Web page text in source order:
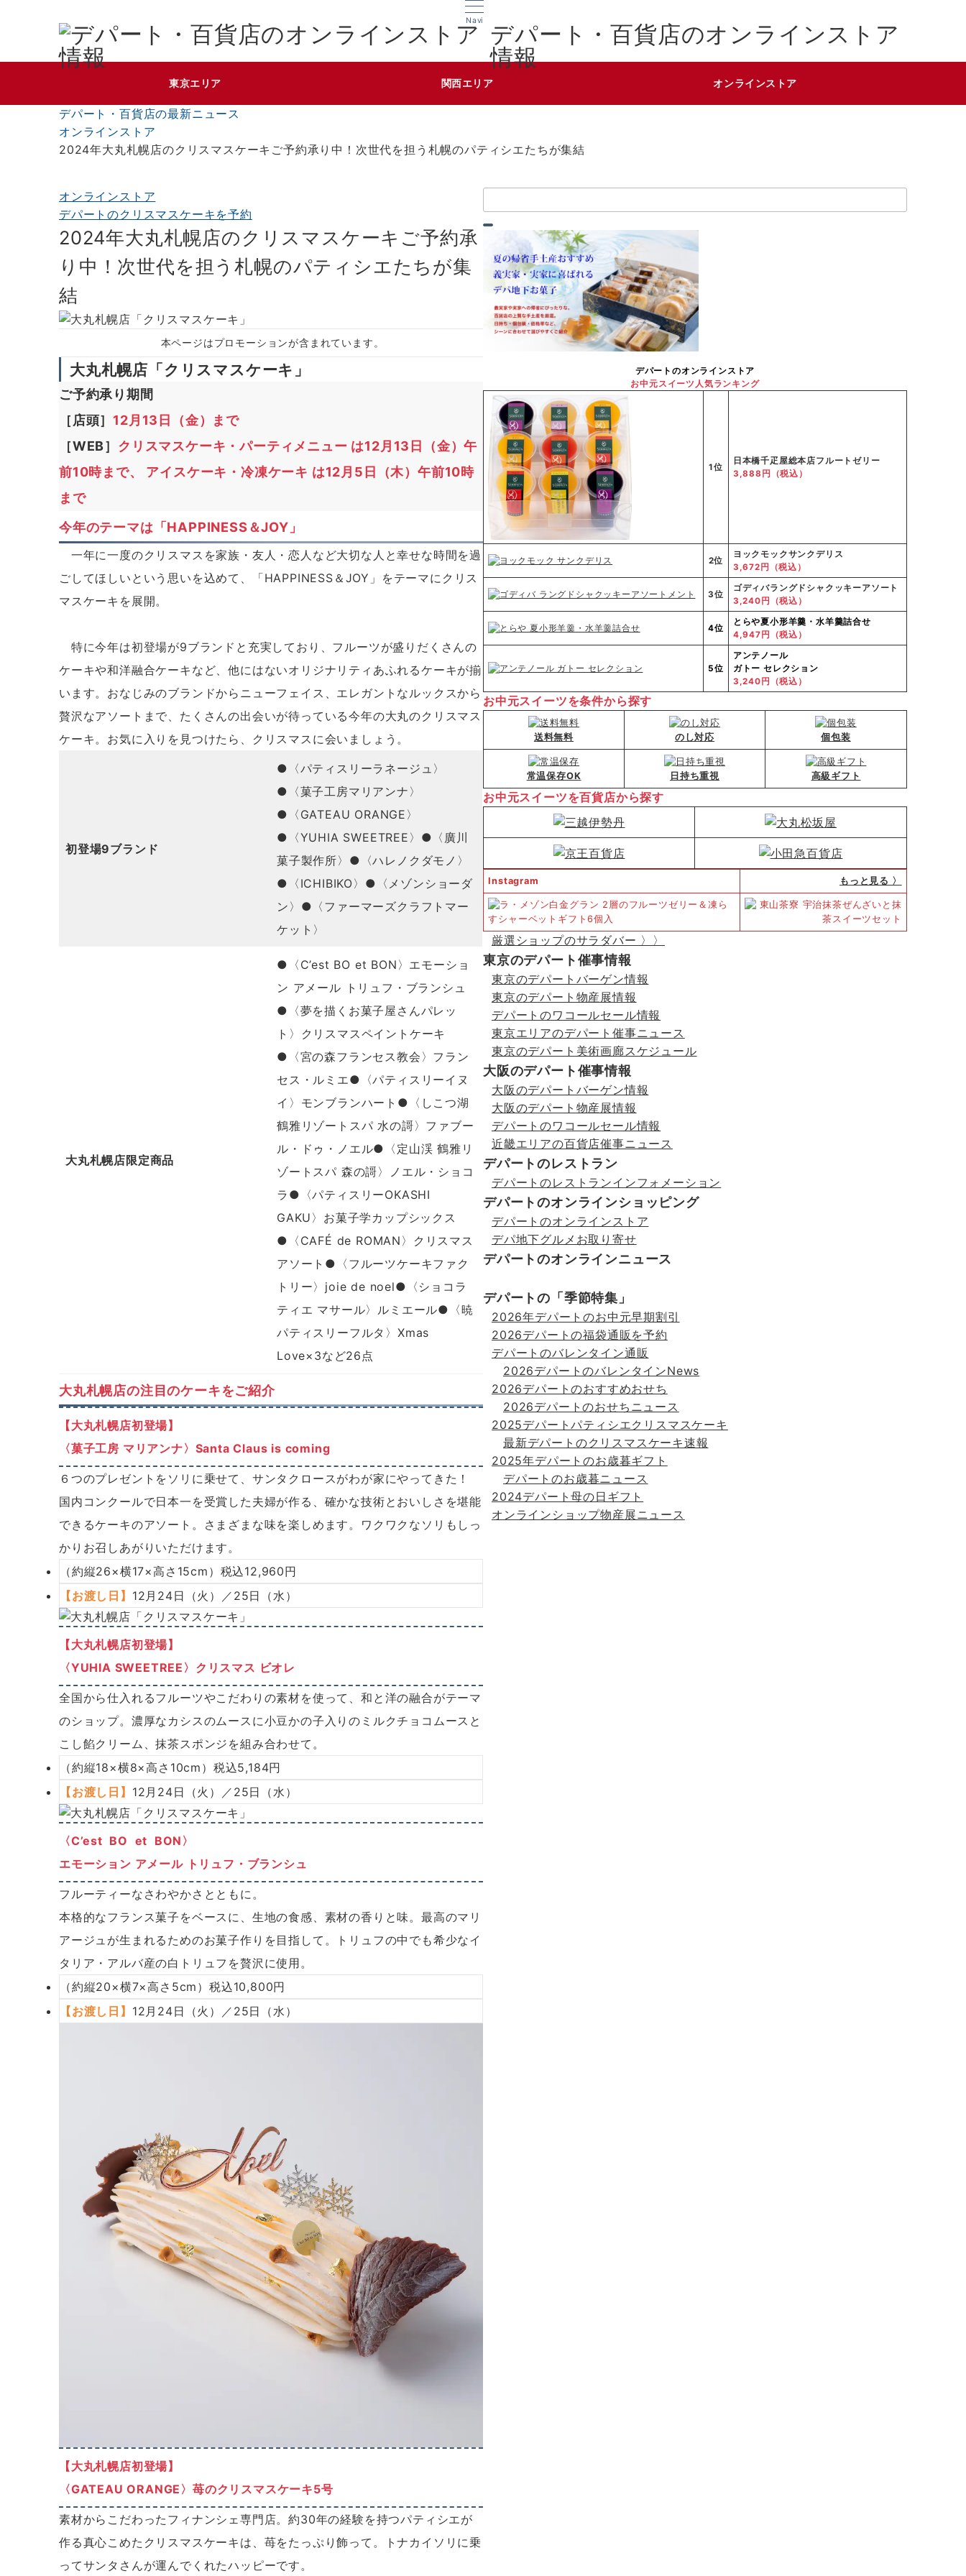
Navi
デパート・百貨店のオンラインストア
情報
東京エリア 関西エリア オンラインストア
デパート・百貨店の最新ニュース
オンラインストア
2024年大丸札幌店のクリスマスケーキご予約承り中！次世代を担う札幌のパティシエたちが集結
オンラインストア
デパートのクリスマスケーキを予約
2024年大丸札幌店のクリスマスケーキご予約承
り中！次世代を担う札幌のパティシエたちが集
結
本ページはプロモーションが含まれています。
大丸札幌店「クリスマスケーキ」
ご予約承り期間
［店頭］ 12月13日（金）まで
［WEB］ クリスマスケーキ・パーティメニュー は12月13日（金）午
前10時まで、 アイスケーキ・冷凍ケーキ は12月5日（木）午前10時
まで
今年のテーマは「HAPPINESS＆JOY」
一年に一度のクリスマスを家族・友人・恋人など大切な人と幸せな時間を過
ごしてほしいという思いを込めて、「HAPPINESS＆JOY」をテーマにクリス
マスケーキを展開。
特に今年は初登場が9ブランドと充実しており、フルーツが盛りだくさんの
ケーキや和洋融合ケーキなど、他にはないオリジナリティあふれるケーキが揃
います。おなじみのブランドからニューフェイス、エレガントなルックスから
贅沢なアソートまで、たくさんの出会いが待っている今年の大丸のクリスマス
ケーキ。お気に入りを見つけたら、クリスマスに会いましょう。
初登場9ブランド
●〈パティスリーラネージュ〉
●〈菓子工房マリアンナ〉
●〈GATEAU ORANGE〉
●〈YUHIA SWEETREE〉●〈廣川
菓子製作所〉●〈ハレノクダモノ〉
●〈ICHIBIKO〉●〈メゾンショーダ
ン〉●〈ファーマーズクラフトマー
ケット〉
大丸札幌店限定商品
●〈C’est BO et BON〉エモーショ
ン アメール トリュフ・ブランシュ
●〈夢を描くお菓子屋さんパレッ
ト〉クリスマスペイントケーキ
●〈宮の森フランセス教会〉フラン
セス・ルミエ●〈パティスリーイヌ
イ〉モンブランハート●〈しこつ湖
鶴雅リゾートスパ 水の謌〉ファブー
ル・ドゥ・ノエル●〈定山渓 鶴雅リ
ゾートスパ 森の謌〉ノエル・ショコ
ラ●〈パティスリーOKASHI
GAKU〉お菓子学カップシックス
●〈CAFÉ de ROMAN〉クリスマス
アソート●〈フルーツケーキファク
トリー〉joie de noel●〈ショコラ
ティエ マサール〉ルミエール●〈暁
パティスリーフルタ〉Xmas
Love×3など26点
大丸札幌店の注目のケーキをご紹介
【大丸札幌店初登場】
〈菓子工房 マリアンナ〉Santa Claus is coming
６つのプレゼントをソリに乗せて、サンタクロースがわが家にやってきた！
国内コンクールで日本一を受賞した夫婦が作る、確かな技術とおいしさを堪能
できるケーキのアソート。さまざまな味を楽しめます。ワクワクなソリもしっ
かりお召しあがりいただけます。
（約縦26×横17×高さ15cm）税込12,960円
【お渡し日】 12月24日（火）／25日（水）
【大丸札幌店初登場】
〈YUHIA SWEETREE〉 クリスマス ビオレ
全国から仕入れるフルーツやこだわりの素材を使って、和と洋の融合がテーマ
のショップ。濃厚なカシスのムースに小豆かの子入りのミルクチョコムースと
こし餡クリーム、抹茶スポンジを組み合わせて。
（約縦18×横8×高さ10cm）税込5,184円
【お渡し日】 12月24日（火）／25日（水）
〈C’est BO et BON〉
エモーション アメール トリュフ・ブランシュ
フルーティーなさわやかさとともに。
本格的なフランス菓子をベースに、生地の食感、素材の香りと味。最高のマリ
アージュが生まれるためのお菓子作りを目指して。トリュフの中でも希少なイ
タリア・アルバ産の白トリュフを贅沢に使用。
（約縦20×横7×高さ5cm）税込10,800円
【お渡し日】 12月24日（火）／25日（水）
【大丸札幌店初登場】
〈GATEAU ORANGE〉苺のクリスマスケーキ5号
素材からこだわったフィナンシェ専門店。約30年の経験を持つパティシエが
作る真心こめたクリスマスケーキは、苺をたっぷり飾って。トナカイソリに乗
ってサンタさんが運んでくれたハッピーです。
索：
デパートのオンラインストア
お中元スイーツ人気ランキング
1位
日本橋千疋屋総本店フルートゼリー
3,888円（税込）
2位
ヨックモックサンクデリス
3,672円（税込）
3位
ゴディバラングドシャクッキーアソート
3,240円（税込）
4位
とらや夏小形羊羹・水羊羹詰合せ
4,947円（税込）
5位
アンテノール
ガトー セレクション
3,240円（税込）
お中元スイーツを条件から探す
送料無料 のし対応 個包装
常温保存OK 日持ち重視 高級ギフト
お中元スイーツを百貨店から探す
Instagram もっと見る 〉
厳選ショップのサラダバー 〉〉
東京のデパート催事情報
東京のデパートバーゲン情報
東京のデパート物産展情報
デパートのワコールセール情報
東京エリアのデパート催事ニュース
東京のデパート美術画廊スケジュール
大阪のデパート催事情報
大阪のデパートバーゲン情報
大阪のデパート物産展情報
デパートのワコールセール情報
近畿エリアの百貨店催事ニュース
デパートのレストラン
デパートのレストランインフォメーション
デパートのオンラインショッピング
デパートのオンラインストア
デパ地下グルメお取り寄せ
デパートのオンラインニュース
デパートの「季節特集」
2026年デパートのお中元早期割引
2026デパートの福袋通販を予約
デパートのバレンタイン通販
2026デパートのバレンタインNews
2026デパートのおすすめおせち
2026デパートのおせちニュース
2025デパートパティシエクリスマスケーキ
最新デパートのクリスマスケーキ速報
2025年デパートのお歳暮ギフト
デパートのお歳暮ニュース
2024デパート母の日ギフト
オンラインショップ物産展ニュース